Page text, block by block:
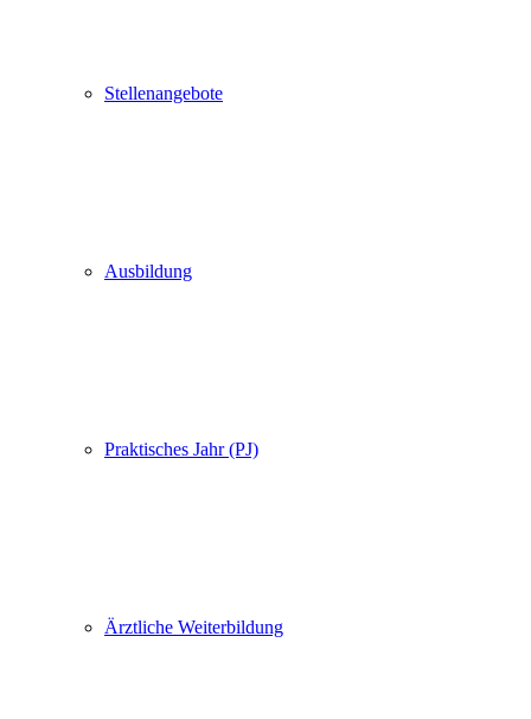
Stellenangebote
Ausbildung
Praktisches Jahr (PJ)
Ärztliche Weiterbildung